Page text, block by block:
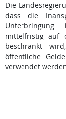
Die
dass die
Unterbringung
mittelfristig auf
beschränkt
öffentliche
verwendet